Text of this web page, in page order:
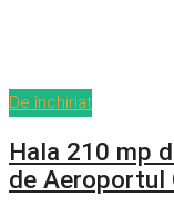
De închiriat
Hala 210 mp
de Aeroportul